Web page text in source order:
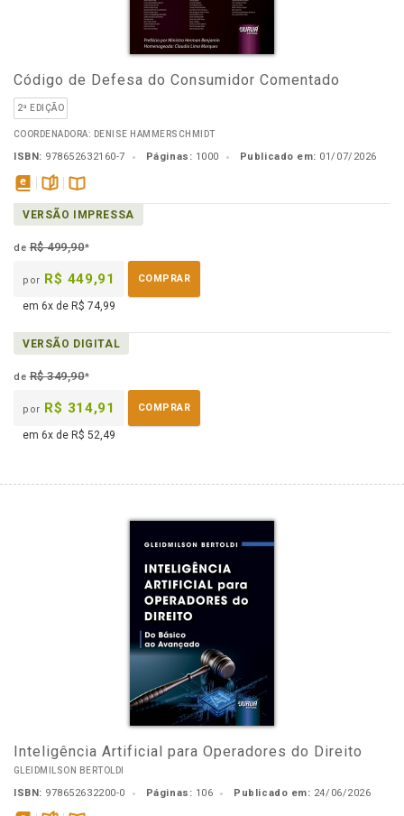
Código de Defesa do Consumidor Comentado
2ª EDIÇÃO
COORDENADORA: DENISE HAMMERSCHMIDT
ISBN: 978652632160-7 Páginas: 1000 Publicado em: 01/07/2026
disponível
em
páginasDisponível
na
VERSÃO IMPRESSA
deR$ 499,90*
por R$ 449,91 COMPRAR
em 6x de R$ 74,99
VERSÃO DIGITAL
deR$ 349,90*
por R$ 314,91 COMPRAR
em 6x de R$ 52,49
Inteligência Artificial para Operadores do Direito
GLEIDMILSON BERTOLDI
ISBN: 978652632200-0 Páginas: 106 Publicado em: 24/06/2026